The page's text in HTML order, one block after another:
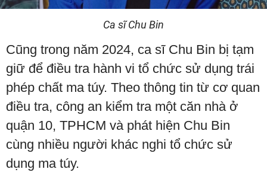
Ca sĩ Chu Bin
Cũng trong năm 2024, ca sĩ Chu Bin bị tạm
giữ để điều tra hành vi tổ chức sử dụng trái
phép chất ma túy. Theo thông tin từ cơ quan
điều tra, công an kiểm tra một căn nhà ở
quận 10, TPHCM và phát hiện Chu Bin
cùng nhiều người khác nghi tổ chức sử
dụng ma túy.